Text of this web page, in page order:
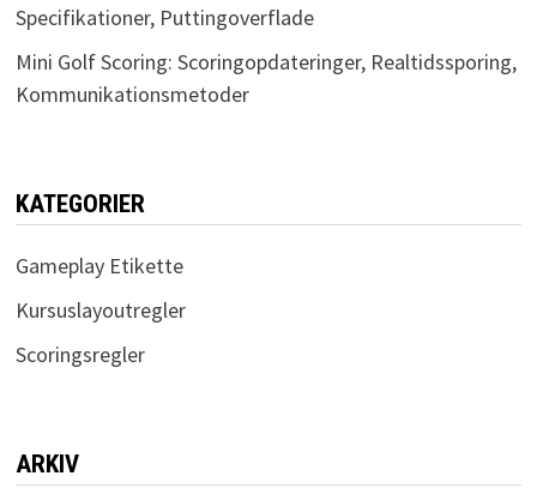
Specifikationer, Puttingoverflade
Mini Golf Scoring: Scoringopdateringer, Realtidssporing,
Kommunikationsmetoder
KATEGORIER
Gameplay Etikette
Kursuslayoutregler
Scoringsregler
ARKIV